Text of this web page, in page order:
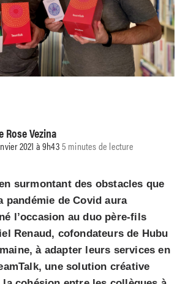
Rose Vezina
2021 à 9h435 minutes de lecture
surmontant des obstacles que
pandémie de Covid aura
l’occasion au duo père-fils
Renaud, cofondateurs de Hubu
à adapter leurs services en
une solution créative